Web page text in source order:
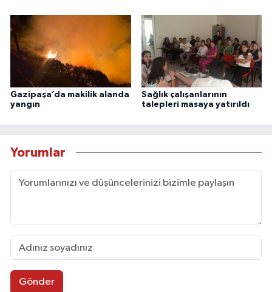
Gazipaşa’da makilik alanda
yangın
Sağlık çalışanlarının
talepleri masaya yatırıldı
Yorumlar
Gönder